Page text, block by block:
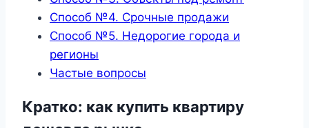
Способ №4. Срочные продажи
Способ №5. Недорогие города и
регионы
Частые вопросы
Кратко: как купить квартиру